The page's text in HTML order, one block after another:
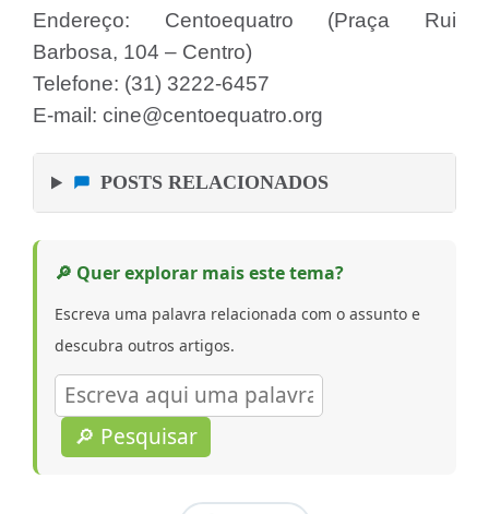
Endereço: Centoequatro (Praça Rui
Barbosa, 104 – Centro)
Telefone: (31) 3222-6457
E-mail: cine@centoequatro.org
POSTS RELACIONADOS
🔎 Quer explorar mais este tema?
Escreva uma palavra relacionada com o assunto e
descubra outros artigos.
🔎 Pesquisar